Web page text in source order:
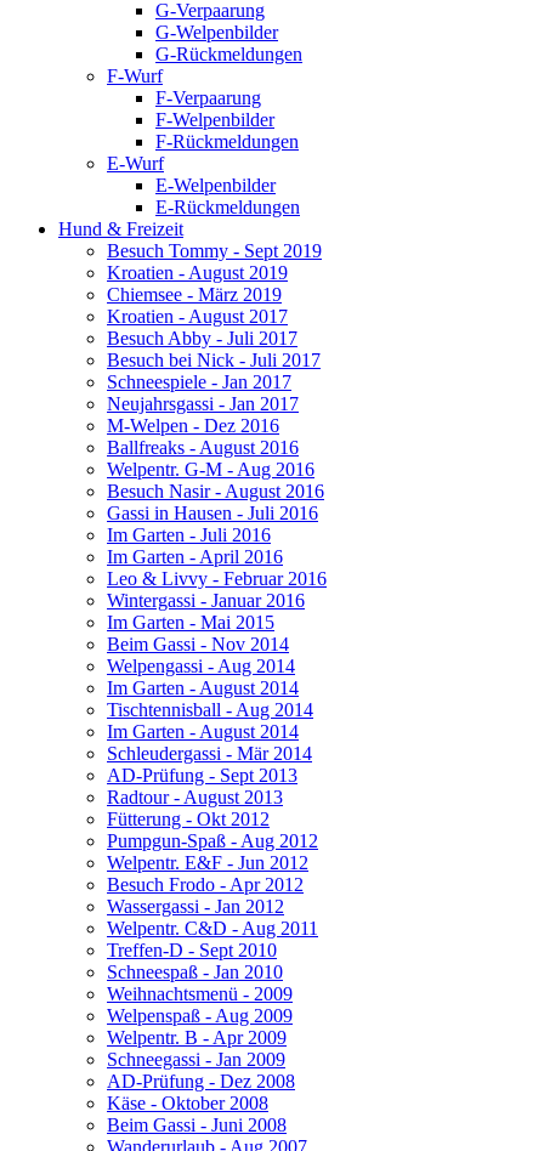
G-Verpaarung
G-Welpenbilder
G-Rückmeldungen
F-Wurf
F-Verpaarung
F-Welpenbilder
F-Rückmeldungen
E-Wurf
E-Welpenbilder
E-Rückmeldungen
Hund & Freizeit
Besuch Tommy - Sept 2019
Kroatien - August 2019
Chiemsee - März 2019
Kroatien - August 2017
Besuch Abby - Juli 2017
Besuch bei Nick - Juli 2017
Schneespiele - Jan 2017
Neujahrsgassi - Jan 2017
M-Welpen - Dez 2016
Ballfreaks - August 2016
Welpentr. G-M - Aug 2016
Besuch Nasir - August 2016
Gassi in Hausen - Juli 2016
Im Garten - Juli 2016
Im Garten - April 2016
Leo & Livvy - Februar 2016
Wintergassi - Januar 2016
Im Garten - Mai 2015
Beim Gassi - Nov 2014
Welpengassi - Aug 2014
Im Garten - August 2014
Tischtennisball - Aug 2014
Im Garten - August 2014
Schleudergassi - Mär 2014
AD-Prüfung - Sept 2013
Radtour - August 2013
Fütterung - Okt 2012
Pumpgun-Spaß - Aug 2012
Welpentr. E&F - Jun 2012
Besuch Frodo - Apr 2012
Wassergassi - Jan 2012
Welpentr. C&D - Aug 2011
Treffen-D - Sept 2010
Schneespaß - Jan 2010
Weihnachtsmenü - 2009
Welpenspaß - Aug 2009
Welpentr. B - Apr 2009
Schneegassi - Jan 2009
AD-Prüfung - Dez 2008
Käse - Oktober 2008
Beim Gassi - Juni 2008